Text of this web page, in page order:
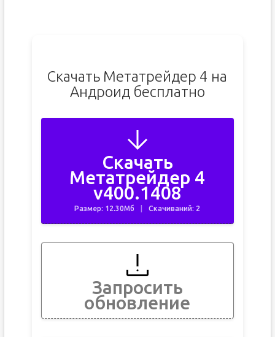
Скачать Метатрейдер 4 на
Андроид бесплатно
Скачать
Метатрейдер 4
v400.1408
Размер: 12.30Мб Скачиваний: 2
Запросить
обновление